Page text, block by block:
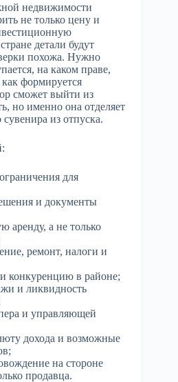
недвижимости
не только цену и
детали будут
похожа. Нужно
на каком праве,
формируется
сможет выйти из
но именно она отделяет
из отпуска.
для
и документы
аренду, а не только
ремонт, налоги и
и конкуренцию в районе;
и ликвидность
и управляющей
дохода и возможные
на стороне
продавца.